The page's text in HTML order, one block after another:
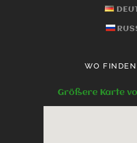
WO
Größere Karte